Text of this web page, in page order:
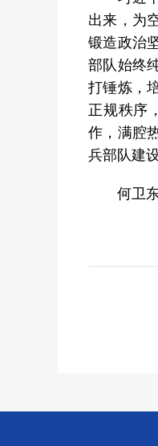
出来，为
锻造政治
部队始终
打锤炼，
正规秩序
作，满腔
兵部队建
何卫东